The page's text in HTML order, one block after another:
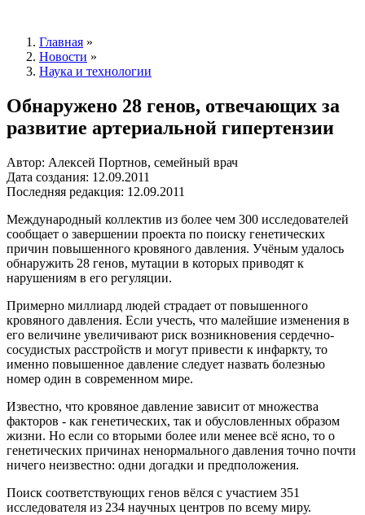
Главная »
Новости »
Наука и технологии
Обнаружено 28 генов, отвечающих за
развитие артериальной гипертензии
Автор: Алексей Портнов, семейный врач
Дата создания: 12.09.2011
Последняя редакция: 12.09.2011
Международный коллектив из более чем 300 исследователей
сообщает о завершении проекта по поиску генетических
причин повышенного кровяного давления. Учёным удалось
обнаружить 28 генов, мутации в которых приводят к
нарушениям в его регуляции.
Примерно миллиард людей страдает от повышенного
кровяного давления. Если учесть, что малейшие изменения в
его величине увеличивают риск возникновения сердечно-
сосудистых расстройств и могут привести к инфаркту, то
именно повышенное давление следует назвать болезнью
номер один в современном мире.
Известно, что кровяное давление зависит от множества
факторов - как генетических, так и обусловленных образом
жизни. Но если со вторыми более или менее всё ясно, то о
генетических причинах ненормального давления точно почти
ничего неизвестно: одни догадки и предположения.
Поиск соответствующих генов вёлся с участием 351
исследователя из 234 научных центров по всему миру.